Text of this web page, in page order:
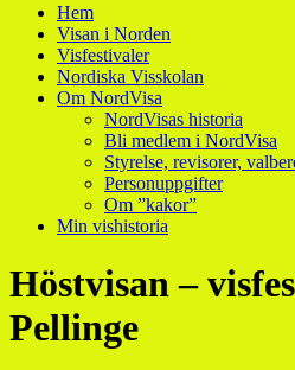
Hem
Visan i Norden
Visfestivaler
Nordiska Visskolan
Om NordVisa
NordVisas historia
Bli medlem i NordVisa
Styrelse, revisorer,
Personuppgifter
Om ”kakor”
Min vishistoria
Höstvisan –
Pellinge